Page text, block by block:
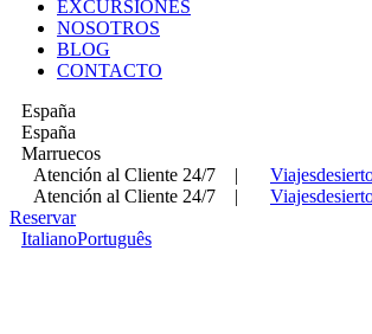
EXCURSIONES
NOSOTROS
BLOG
CONTACTO
España
España
Marruecos
Atención al Cliente 24/7
|
Atención al Cliente 24/7
|
Reservar
ItalianoPortuguês